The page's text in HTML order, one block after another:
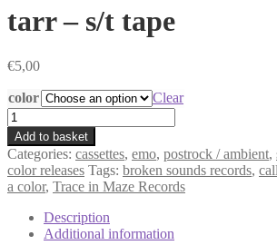
tarr – s/t tape
€5,00
color
Clear
tarr
-
s/t
tape
quantity
Add to basket
Categories: cassettes, emo, postrock / ambient,
color releases Tags: broken sounds records,
a color, Trace in Maze Records
Description
Additional information